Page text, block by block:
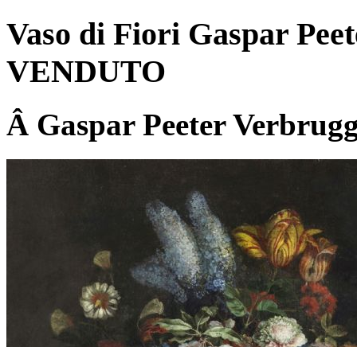
Vaso di Fiori Gaspar
VENDUTO
Â Gaspar Peeter